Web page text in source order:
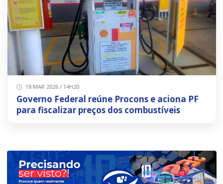
18 MAR 2026 / 14H20
Governo Federal reúne Procons e aciona PF
para fiscalizar preços dos combustíveis